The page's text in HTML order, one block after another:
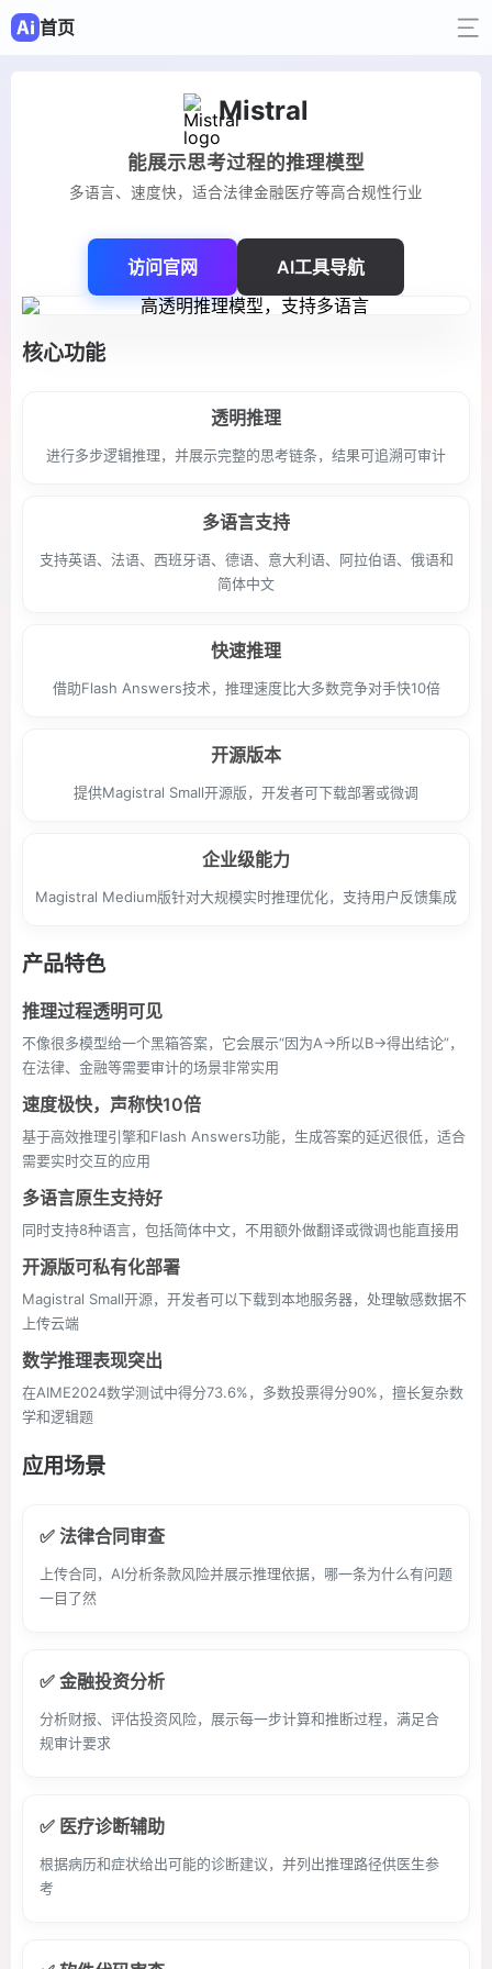
首页
Mistral
能展示思考过程的推理模型
多语言、速度快，适合法律金融医疗等高合规性行业
访问官网 AI工具导航
核心功能
透明推理
进行多步逻辑推理，并展示完整的思考链条，结果可追溯可审计
多语言支持
支持英语、法语、西班牙语、德语、意大利语、阿拉伯语、俄语和
简体中文
快速推理
借助Flash Answers技术，推理速度比大多数竞争对手快10倍
开源版本
提供Magistral Small开源版，开发者可下载部署或微调
企业级能力
Magistral Medium版针对大规模实时推理优化，支持用户反馈集成
产品特色
推理过程透明可见
不像很多模型给一个黑箱答案，它会展示“因为A→所以B→得出结论”，
在法律、金融等需要审计的场景非常实用
速度极快，声称快10倍
基于高效推理引擎和Flash Answers功能，生成答案的延迟很低，适合
需要实时交互的应用
多语言原生支持好
同时支持8种语言，包括简体中文，不用额外做翻译或微调也能直接用
开源版可私有化部署
Magistral Small开源，开发者可以下载到本地服务器，处理敏感数据不
上传云端
数学推理表现突出
在AIME2024数学测试中得分73.6%，多数投票得分90%，擅长复杂数
学和逻辑题
应用场景
✅ 法律合同审查
上传合同，AI分析条款风险并展示推理依据，哪一条为什么有问题
一目了然
✅ 金融投资分析
分析财报、评估投资风险，展示每一步计算和推断过程，满足合
规审计要求
✅ 医疗诊断辅助
根据病历和症状给出可能的诊断建议，并列出推理路径供医生参
考